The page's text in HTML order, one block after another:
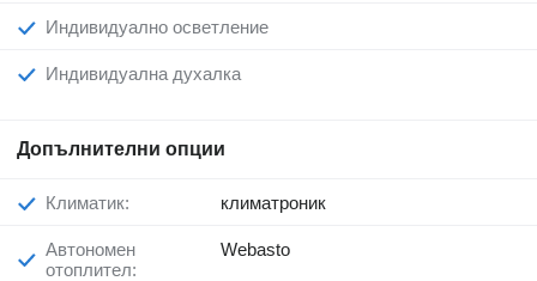
Индивидуално осветление
Индивидуална духалка
Допълнителни опции
Климатик: климатроник
Автономен
отоплител:
Webasto